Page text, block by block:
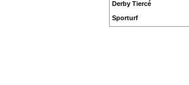
Derby Tiercé
Sporturf